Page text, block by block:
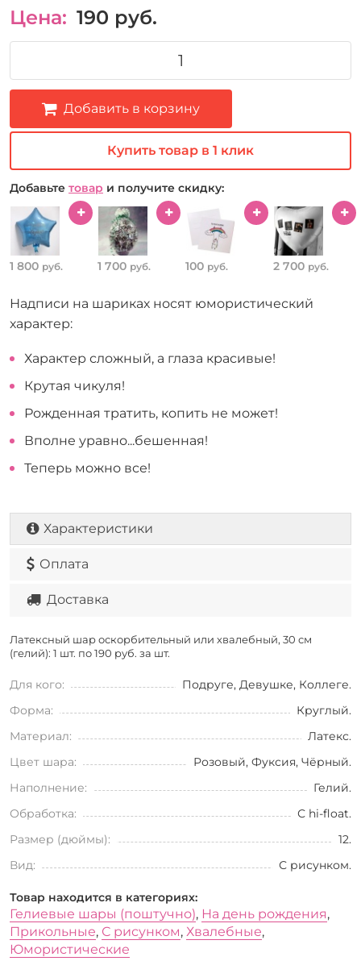
Цена: 190 руб.
Добавить в корзину
Купить товар в 1 клик
Добавьте товар и получите скидку:
1 800 руб. 1 700 руб. 100 руб. 2 700 руб.
Надписи на шариках носят юмористический
характер:
Характер сложный, а глаза красивые!
Крутая чикуля!
Рожденная тратить, копить не может!
Вполне уравно...бешенная!
Теперь можно все!
Характеристики
Оплата
Доставка
Латексный шар оскорбительный или хвалебный, 30 см
(гелий): 1 шт. по 190 руб. за шт.
Для кого:
Подруге, Девушке, Коллеге.
Форма:
Круглый.
Материал:
Латекс.
Цвет шара:
Розовый, Фуксия, Чёрный.
Наполнение:
Гелий.
Обработка:
С hi-float.
Размер (дюймы):
12.
Вид:
С рисунком.
Товар находится в категориях:
Гелиевые шары (поштучно), На день рождения,
Прикольные, С рисунком, Хвалебные,
Юмористические